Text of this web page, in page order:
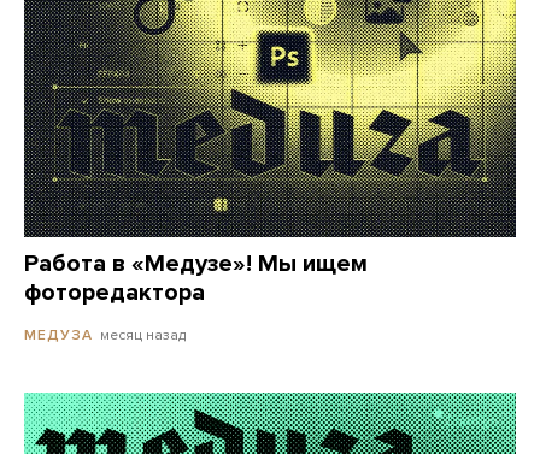
Работа в «Медузе»! Мы ищем
фоторедактора
МЕДУЗА месяц назад